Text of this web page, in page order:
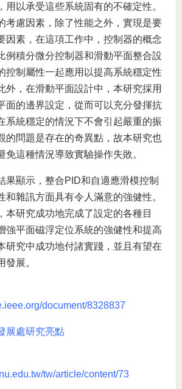
用以承受這些系統固有的不確定性。
考慮因素，除了性能之外，實現是要
因素，在這項工作中，控制器的概念
例積分微分控制器和滑動平面整合設
控制屬性一起應用以提高系統穩定性
外，在滑動平面設計中，本研究採用
面的邊界設定，從而可以充分發揮抗
系統穩定的情況下不會引起嚴重的振
的問題是存在的奇異點，故本研究也
免這種情況導致實驗操作失敗。
果顯示，整合PID和自適應滑模控制
和雜訊方面具有令人滿意的強健性。
本研究成功地完成了設定的各種目
強平面磁浮定位系統的強健性和提高
研究中成功地付諸實踐，並且有望在
發展。
document/8328837
展處研究亮點
tw/article/content/73